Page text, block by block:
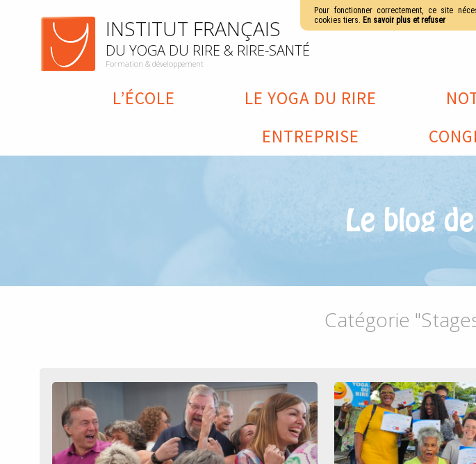
INSTITUT FRANÇAIS
DU YOGA DU RIRE & RIRE-SANTÉ
Formation & développement
L’ÉCOLE LE YOGA DU RIRE
ENTREPRISE
Le blog
Catégorie